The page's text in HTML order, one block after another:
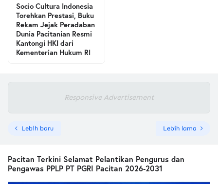
Socio Cultura Indonesia
Torehkan Prestasi, Buku
Rekam Jejak Peradaban
Dunia Pacitanian Resmi
Kantongi HKI dari
Kementerian Hukum RI
Responsive Advertisement
Lebih baru Lebih lama
Pacitan Terkini Selamat Pelantikan Pengurus dan
Pengawas PPLP PT PGRI Pacitan 2026-2031